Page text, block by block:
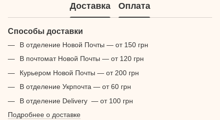
Доставка Оплата
Способы доставки
В отделение Новой Почты — от 150 грн
В почтомат Новой Почты — от 120 грн
Курьером Новой Почты — от 200 грн
В отделение Укрпочта — от 60 грн
В отделение Delivery — от 100 грн
Подробнее о доставке